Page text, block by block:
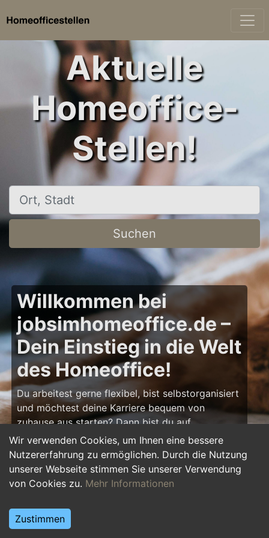
Wir verwenden Cookies, um Ihnen eine bessere
Nutzererfahrung zu ermöglichen. Durch die Nutzung
unserer Webseite stimmen Sie unserer Verwendung
von Cookies zu. Mehr Informationen
Zustimmen
Aktuelle
Homeoffice-
Stellen!
Ort, Stadt
Suchen
Willkommen bei
jobsimhomeoffice.de –
Dein Einstieg in die Welt
des Homeoffice!
Du arbeitest gerne flexibel, bist selbstorganisiert
und möchtest deine Karriere bequem von
zuhause aus starten? Dann bist du auf
jobsimhomeoffice.de genau richtig! Hier findest
du zahlreiche Ausbildungsplätze, Praktika und
Jobs, die komplett oder teilweise im Homeoffice
erledigt werden können – von IT über Marketing
Starte deine Karriere im Homeoffice und gestalte
deinen Arbeitsalltag nach deinen Vorstellungen!